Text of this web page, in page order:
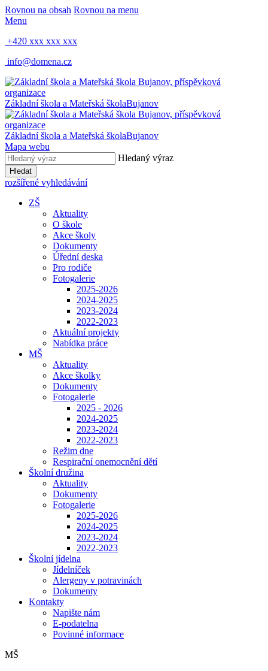
Rovnou na obsah Rovnou na menu
Menu
+420 xxx xxx xxx
info@domena.cz
Základní škola a Mateřská školaBujanov
Základní škola a Mateřská školaBujanov
Mapa webu
Hledaný výraz
Hledat
rozšířené vyhledávání
ZŠ
Aktuality
O škole
Akce školy
Dokumenty
Úřední deska
Pro rodiče
Fotogalerie
2025-2026
2024-2025
2023-2024
2022-2023
Aktuální projekty
Nabídka práce
MŠ
Aktuality
Akce školky
Dokumenty
Fotogalerie
2025 - 2026
2024-2025
2023-2024
2022-2023
Režim dne
Respirační onemocnění dětí
Školní družina
Aktuality
Dokumenty
Fotogalerie
2025-2026
2024-2025
2023-2024
2022-2023
Školní jídelna
Jídelníček
Alergeny v potravinách
Dokumenty
Kontakty
Napište nám
E-podatelna
Povinné informace
MŠ